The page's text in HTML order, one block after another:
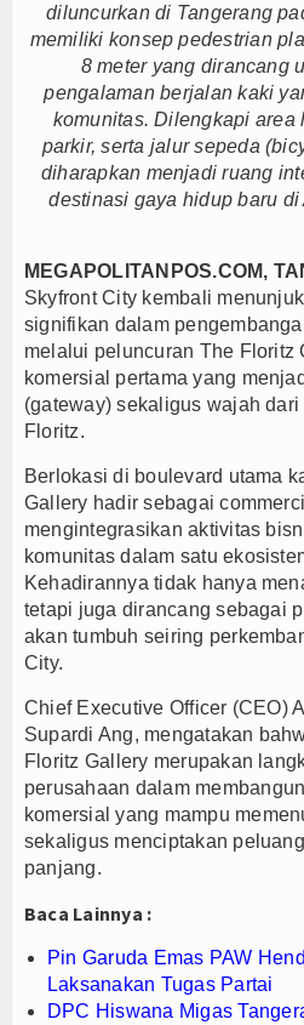
Kelurahan se-Kalteng 2026
Tata Kelola dan Pelayanan Publik
dan Berani Kritik
Beri Penjelasan
Dana Tetap Aman
Anggarannya
Negeri
diluncurkan di Tangerang
memiliki konsep pedestrian
8 meter yang dirancang
pengalaman berjalan kaki
komunitas. Dilengkapi area
parkir, serta jalur sepeda
diharapkan menjadi ruang
destinasi gaya hidup baru di
MEGAPOLITANPOS.COM,
Skyfront City kembali
signifikan dalam
melalui peluncuran The Floritz
komersial pertama yang
(gateway) sekaligus wajah
Floritz.
Berlokasi di boulevard utama
Gallery hadir sebagai
mengintegrasikan aktivitas
komunitas dalam satu
Kehadirannya tidak hanya
tetapi juga dirancang sebagai
akan tumbuh seiring
City.
Chief Executive Officer (CEO)
Supardi Ang, mengatakan
Floritz Gallery merupakan
perusahaan dalam
komersial yang mampu
sekaligus menciptakan
panjang.
Baca Lainnya :
Pin Garuda Emas PAW
Laksanakan Tugas Partai
DPC Hiswana Migas